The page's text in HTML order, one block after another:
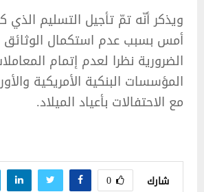
ويذكر أنّه تمّ تأجيل التسليم الذي
أمس بسبب عدم استكمال الوثائق
الضرورية نظرا لعدم إتمام
المؤسسات البنكية الأمريكية
مع الاحتفالات بأعياد الميلاد.
شارك 0